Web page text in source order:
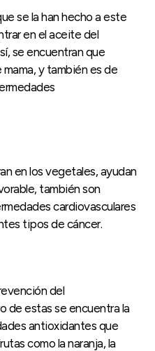
se la han hecho a este
en el aceite del
se encuentran que
y también es de
en los vegetales, ayudan
también son
cardiovasculares
tipos de cáncer.
del
de estas se encuentra la
antioxidantes que
como la naranja, la